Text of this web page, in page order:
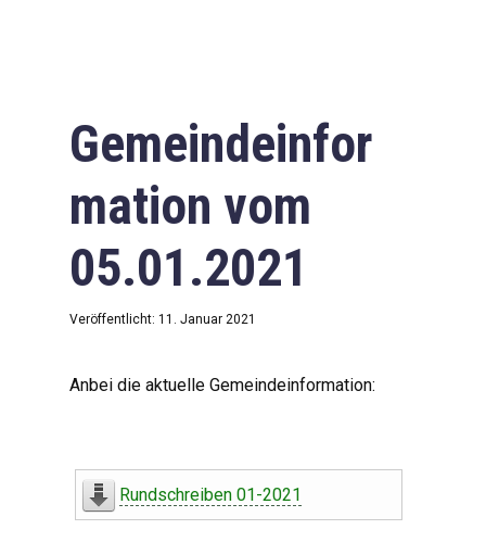
Gemeindeinfor
mation vom
05.01.2021
Veröffentlicht: 11. Januar 2021
Anbei die aktuelle Gemeindeinformation:
Rundschreiben 01-2021